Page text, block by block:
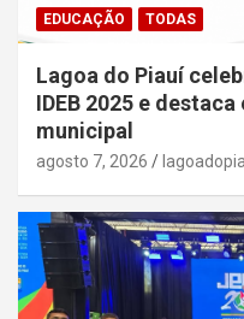
EDUCAÇÃO TODAS
Lagoa do Piauí
IDEB 2025 e
municipal
agosto 7, 2026